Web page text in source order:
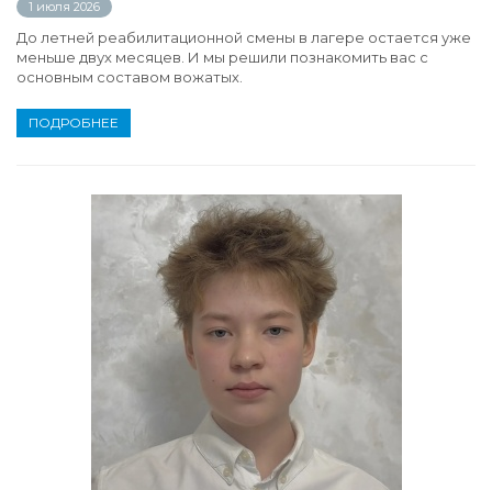
1 июля 2026
До летней реабилитационной смены в лагере остается уже
меньше двух месяцев. И мы решили познакомить вас с
основным составом вожатых.
ПОДРОБНЕЕ